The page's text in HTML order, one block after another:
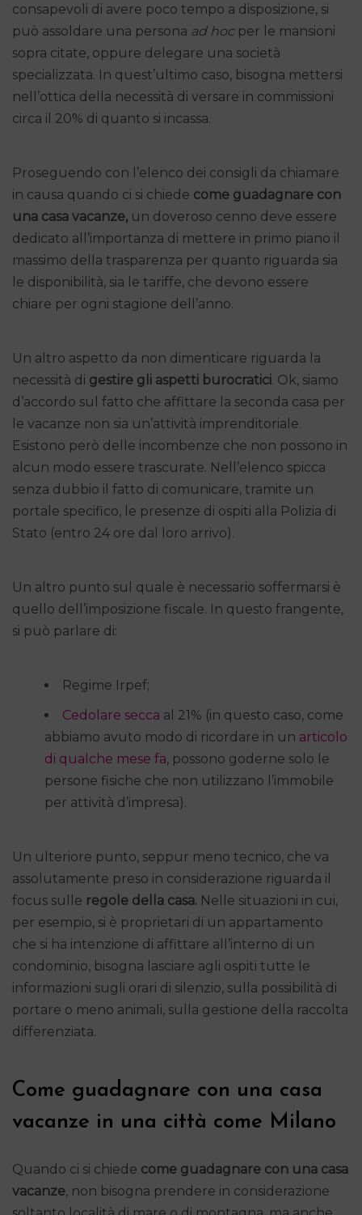
consapevoli di avere poco tempo a disposizione, si
può assoldare una persona ad hoc per le mansioni
sopra citate, oppure delegare una società
specializzata. In quest’ultimo caso, bisogna mettersi
nell’ottica della necessità di versare in commissioni
circa il 20% di quanto si incassa.
Proseguendo con l’elenco dei consigli da chiamare
in causa quando ci si chiede come guadagnare con
una casa vacanze, un doveroso cenno deve essere
dedicato all’importanza di mettere in primo piano il
massimo della trasparenza per quanto riguarda sia
le disponibilità, sia le tariffe, che devono essere
chiare per ogni stagione dell’anno.
Un altro aspetto da non dimenticare riguarda la
necessità di gestire gli aspetti burocratici. Ok, siamo
d’accordo sul fatto che affittare la seconda casa per
le vacanze non sia un’attività imprenditoriale.
Esistono però delle incombenze che non possono in
alcun modo essere trascurate. Nell’elenco spicca
senza dubbio il fatto di comunicare, tramite un
portale specifico, le presenze di ospiti alla Polizia di
Stato (entro 24 ore dal loro arrivo).
Un altro punto sul quale è necessario soffermarsi è
quello dell’imposizione fiscale. In questo frangente,
si può parlare di:
Regime Irpef;
Cedolare secca al 21% (in questo caso, come
abbiamo avuto modo di ricordare in un articolo
di qualche mese fa, possono goderne solo le
persone fisiche che non utilizzano l’immobile
per attività d’impresa).
Un ulteriore punto, seppur meno tecnico, che va
assolutamente preso in considerazione riguarda il
focus sulle regole della casa. Nelle situazioni in cui,
per esempio, si è proprietari di un appartamento
che si ha intenzione di affittare all’interno di un
condominio, bisogna lasciare agli ospiti tutte le
informazioni sugli orari di silenzio, sulla possibilità di
portare o meno animali, sulla gestione della raccolta
differenziata.
Come guadagnare con una casa
vacanze in una città come Milano
Quando ci si chiede come guadagnare con una casa
vacanze, non bisogna prendere in considerazione